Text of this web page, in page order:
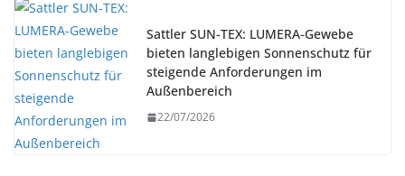
Sattler SUN-TEX: LUMERA-Gewebe
bieten langlebigen Sonnenschutz für
steigende Anforderungen im
Außenbereich
22/07/2026